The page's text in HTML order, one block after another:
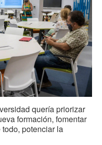
quería priorizar
formación, fomentar
potenciar la